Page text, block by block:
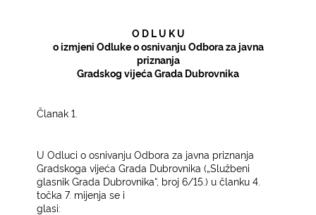
O D L U K U
o izmjeni Odluke o osnivanju Odbora za javna
priznanja
Gradskog vijeća Grada Dubrovnika
Članak 1.­
U Odluci o osnivanju Odbora za javna priznanja
Gradskoga vijeća Grada Dubrovnika („Službeni
glasnik Grada Dubrovnika“, broj 6/15.) u članku 4.
točka 7. mijenja se i
glasi: